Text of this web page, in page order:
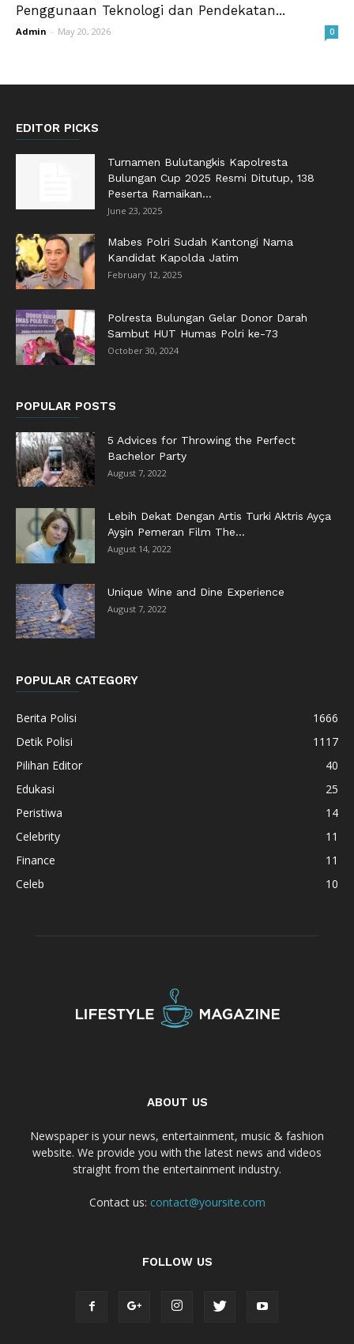
Penggunaan Teknologi dan Pendekatan...
Admin - May 20, 2026 0
EDITOR PICKS
Turnamen Bulutangkis Kapolresta
Bulungan Cup 2025 Resmi Ditutup, 138
Peserta Ramaikan...
June 23, 2025
Mabes Polri Sudah Kantongi Nama
Kandidat Kapolda Jatim
February 12, 2025
Polresta Bulungan Gelar Donor Darah
Sambut HUT Humas Polri ke-73
October 30, 2024
POPULAR POSTS
5 Advices for Throwing the Perfect
Bachelor Party
August 7, 2022
Lebih Dekat Dengan Artis Turki Aktris Ayça
Ayşin Pemeran Film The...
August 14, 2022
Unique Wine and Dine Experience
August 7, 2022
POPULAR CATEGORY
Berita Polisi
1666
Detik Polisi
1117
Pilihan Editor
40
Edukasi
25
Peristiwa
14
Celebrity
11
Finance
11
Celeb
10
ABOUT US
Newspaper is your news, entertainment, music & fashion
website. We provide you with the latest news and videos
straight from the entertainment industry.
Contact us: contact@yoursite.com
FOLLOW US